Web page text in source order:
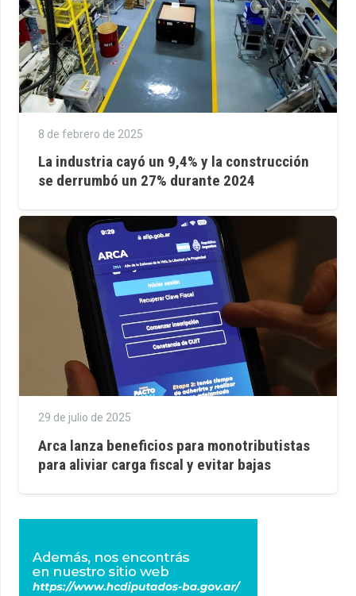
8 de febrero de 2025
La industria cayó un 9,4% y la construcción
se derrumbó un 27% durante 2024
29 de julio de 2025
Arca lanza beneficios para monotributistas
para aliviar carga fiscal y evitar bajas